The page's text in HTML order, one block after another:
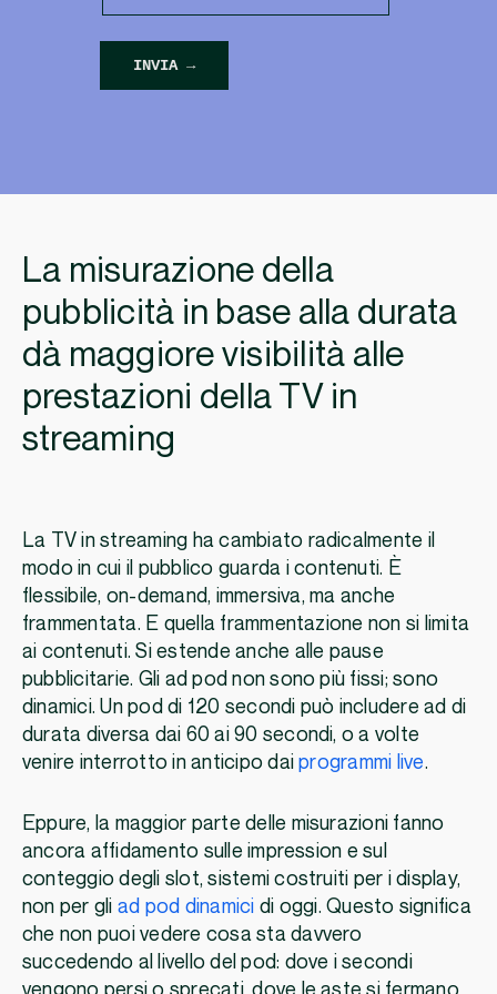
La misurazione della
pubblicità in base alla durata
dà maggiore visibilità alle
prestazioni della TV in
streaming
La TV in streaming ha cambiato radicalmente il
modo in cui il pubblico guarda i contenuti. È
flessibile, on-demand, immersiva, ma anche
frammentata. E quella frammentazione non si limita
ai contenuti. Si estende anche alle pause
pubblicitarie. Gli ad pod non sono più fissi; sono
dinamici. Un pod di 120 secondi può includere ad di
durata diversa dai 60 ai 90 secondi, o a volte
venire interrotto in anticipo daiprogrammi live.
Eppure, la maggior parte delle misurazioni fanno
ancora affidamento sulle impression e sul
conteggio degli slot, sistemi costruiti per i display,
non per gli ad pod dinamici di oggi. Questo significa
che non puoi vedere cosa sta davvero
succedendo al livello del pod: dove i secondi